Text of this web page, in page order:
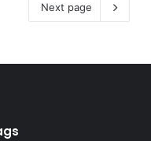
Next page